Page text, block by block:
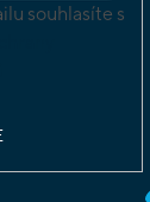
souhlasíte s